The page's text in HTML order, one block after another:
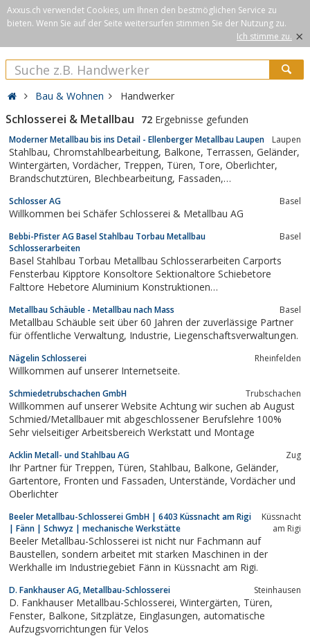
Axxus.ch verwendet Cookies, um Ihnen den bestmöglichen Service zu
bieten. Wenn Sie auf der Seite weitersurfen stimmen Sie der Nutzung zu.
Ich stimme zu. ×
Bau & Wohnen Handwerker
Schlosserei & Metallbau 72 Ergebnisse gefunden
Moderner Metallbau bis ins Detail - Ellenberger Metallbau Laupen Laupen
Stahlbau, Chromstahlbearbeitung, Balkone, Terrassen, Geländer,
Wintergärten, Vordächer, Treppen, Türen, Tore, Oberlichter,
Brandschutztüren, Blechbearbeitung, Fassaden,
Schlosser AG Basel
Willkommen bei Schäfer Schlosserei & Metallbau AG
Bebbi-Pfister AG Basel Stahlbau Torbau Metallbau
Schlosserarbeiten
Basel
Basel Stahlbau Torbau Metallbau Schlosserarbeiten Carports
Fensterbau Kipptore Konsoltore Sektionaltore Schiebetore
Falttore Hebetore Aluminium Konstruktionen
Metallbau Schäuble - Metallbau nach Mass Basel
Metallbau Schäuble seit über 60 Jahren der zuverlässige Partner
für öffentliche Verwaltung, Industrie, Liegenschaftsverwaltungen.
Nägelin Schlosserei Rheinfelden
Willkommen auf unserer Internetseite.
Schmiedetrubschachen GmbH Trubschachen
Willkommen auf unserer Website Achtung wir suchen ab August
Schmied/Metallbauer mit abgeschlossener Berufslehre 100%
Sehr vielseitiger Arbeitsbereich Werkstatt und Montage
Acklin Metall- und Stahlbau AG Zug
Ihr Partner für Treppen, Türen, Stahlbau, Balkone, Geländer,
Gartentore, Fronten und Fassaden, Unterstände, Vordächer und
Oberlichter
Beeler Metallbau-Schlosserei GmbH | 6403 Küssnacht am Rigi
| Fänn | Schwyz | mechanische Werkstätte
Küssnacht
am Rigi
Beeler Metallbau-Schlosserei ist nicht nur Fachmann auf
Baustellen, sondern arbeitet mit starken Maschinen in der
Werkhalle im Industriegebiet Fänn in Küssnacht am Rigi.
D. Fankhauser AG, Metallbau-Schlosserei Steinhausen
D. Fankhauser Metallbau-Schlosserei, Wintergärten, Türen,
Fenster, Balkone, Sitzplätze, Einglasungen, automatische
Aufzugsvorrichtungen für Velos